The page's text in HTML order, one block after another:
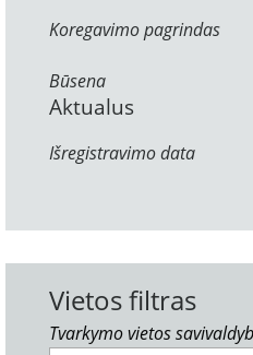
Koregavimo pagrindas
Būsena
Aktualus
Išregistravimo data
Vietos filtras
Tvarkymo vietos